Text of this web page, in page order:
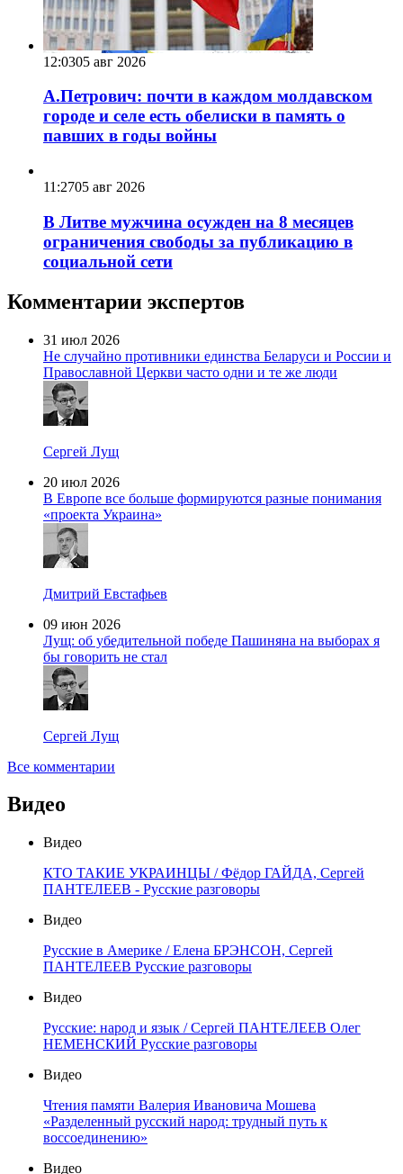
12:0305 авг 2026
А.Петрович: почти в каждом молдавском
городе и селе есть обелиски в память о
павших в годы войны
11:2705 авг 2026
В Литве мужчина осужден на 8 месяцев
ограничения свободы за публикацию в
социальной сети
Комментарии экспертов
31 июл 2026
Не случайно противники единства Беларуси и России и
Православной Церкви часто одни и те же люди
Сергей Лущ
20 июл 2026
В Европе все больше формируются разные понимания
«проекта Украина»
Дмитрий Евстафьев
09 июн 2026
Лущ: об убедительной победе Пашиняна на выборах я
бы говорить не стал
Сергей Лущ
Все комментарии
Видео
Видео
КТО ТАКИЕ УКРАИНЦЫ / Фёдор ГАЙДА, Сергей
ПАНТЕЛЕЕВ - Русские разговоры
Видео
Русские в Америке / Елена БРЭНСОН, Сергей
ПАНТЕЛЕЕВ Русские разговоры
Видео
Русские: народ и язык / Сергей ПАНТЕЛЕЕВ Олег
НЕМЕНСКИЙ Русские разговоры
Видео
Чтения памяти Валерия Ивановича Мошева
«Разделенный русский народ: трудный путь к
воссоединению»
Видео